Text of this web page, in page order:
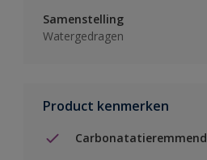
Samenstelling
Watergedragen
Product kenmerken
Carbonatatieremmend